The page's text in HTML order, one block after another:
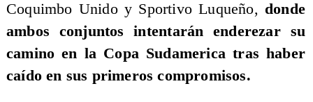
Coquimbo Unido y Sportivo Luqueño, donde
ambos conjuntos intentarán enderezar su
camino en la Copa Sudamerica tras haber
caído en sus primeros compromisos.